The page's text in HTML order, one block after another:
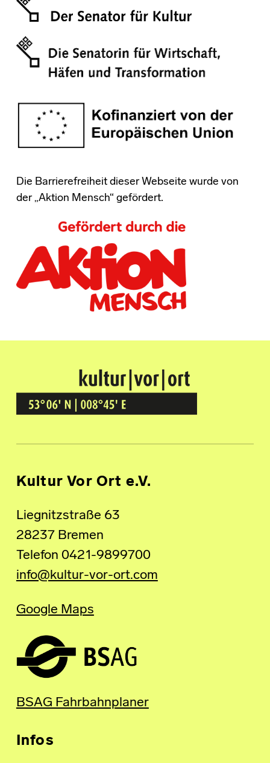
Die Barrierefreiheit dieser Webseite wurde von
der „Aktion Mensch“ gefördert.
Kultur Vor Ort
BREMEN GRÖPELINGEN
Kultur Vor Ort e.V.
Liegnitzstraße 63
28237 Bremen
Telefon 0421-9899700
info@kultur-vor-ort.com
Google Maps
BSAG Fahrbahnplaner
Infos